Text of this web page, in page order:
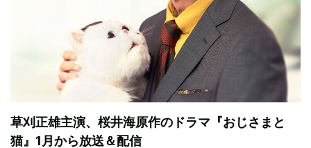
草刈正雄主演、桜井海原作のドラマ『おじさまと
猫』1月から放送＆配信